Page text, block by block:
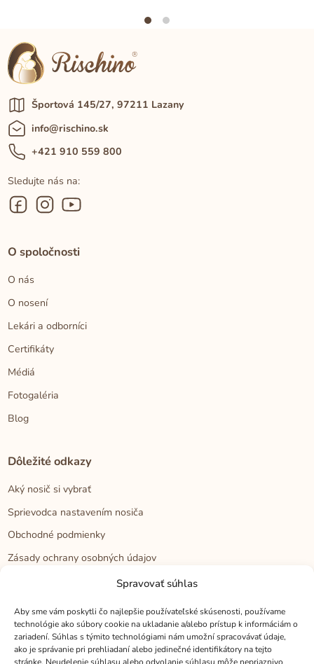
Spravovať súhlas
Aby sme vám poskytli čo najlepšie používateľské skúsenosti, používame
technológie ako súbory cookie na ukladanie a/alebo prístup k informáciám o
zariadení. Súhlas s týmito technológiami nám umožní spracovávať údaje,
ako je správanie pri prehliadaní alebo jedinečné identifikátory na tejto
Športová 145/27, 97211 Lazany
info@rischino.sk
+421 910 559 800
Sledujte nás na:
O spoločnosti
O nás
O nosení
Lekári a odborníci
Certifikáty
Médiá
Fotogaléria
Blog
Dôležité odkazy
Aký nosič si vybrať
Sprievodca nastavením nosiča
Obchodné podmienky
Zásady ochrany osobných údajov
Kontakt